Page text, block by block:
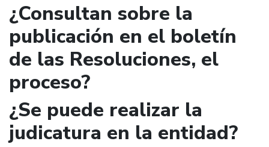
¿Consultan sobre la
publicación en el boletín
de las Resoluciones, el
proceso?
¿Se puede realizar la
judicatura en la entidad?